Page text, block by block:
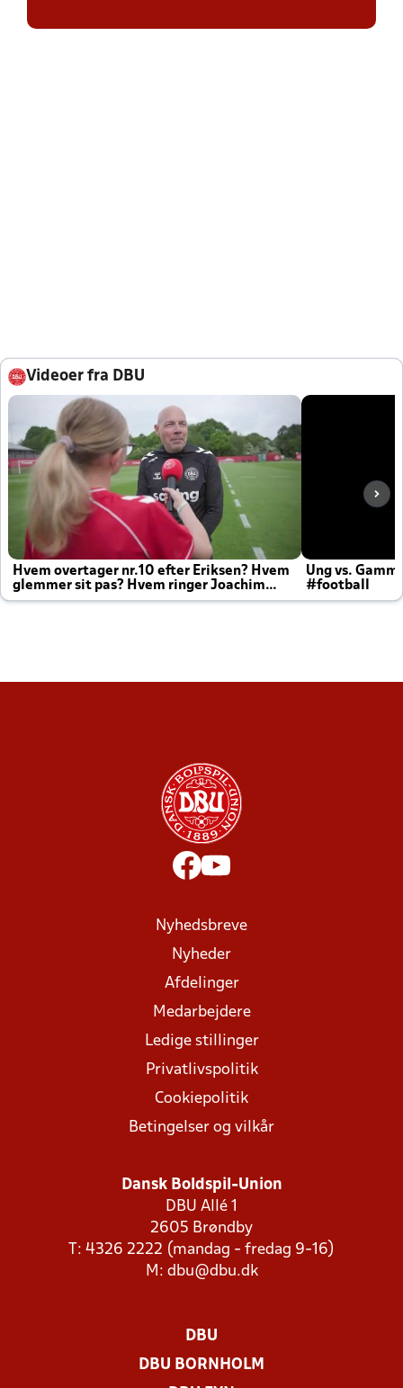
Videoer fra DBU
Hvem overtager nr.10 efter Eriksen? Hvem
glemmer sit pas? Hvem ringer Joachim
altid til efter kampe?
Ung vs.
#football
Nyhedsbreve
Nyheder
Afdelinger
Medarbejdere
Ledige stillinger
Privatlivspolitik
Cookiepolitik
Betingelser og vilkår
Dansk Boldspil-Union
DBU Allé 1
2605 Brøndby
T: 4326 2222 (mandag - fredag 9-16)
M: dbu@dbu.dk
DBU
DBU BORNHOLM